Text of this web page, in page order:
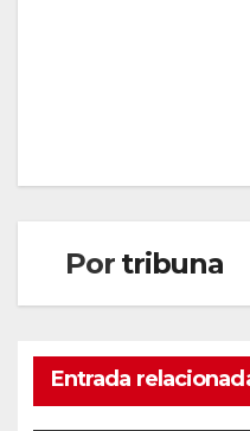
Por tribuna
Entrada